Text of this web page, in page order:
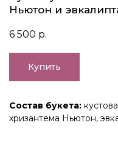
Ньютон и
6 500 р.
Купить
Состав букета:
хризантема Ньютон,